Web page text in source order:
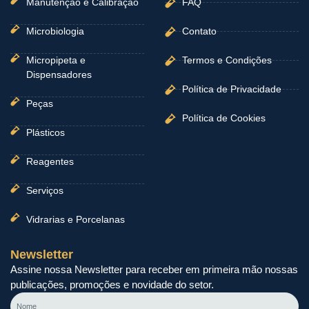
Manutenção e Calibração
Microbiologia
Micropipeta e
Dispensadores
Peças
Plásticos
Reagentes
Serviços
Vidrarias e Porcelanas
FAQ
Contato
Termos e Condições
Política de Privacidade
Política de Cookies
Newsletter
Assine nossa Newsletter para receber em primeira mão nossas
publicações, promoções e novidade do setor.
Nome